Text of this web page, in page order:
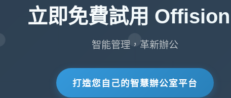
立即免費試用
智能管理，革新辦公
打造您自己的智慧辦公室平台